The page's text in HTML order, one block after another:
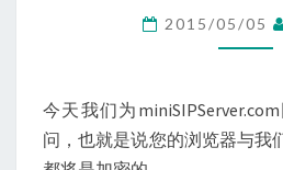
2015/05/05
今天我们为
问，也就是说您的浏览器与我